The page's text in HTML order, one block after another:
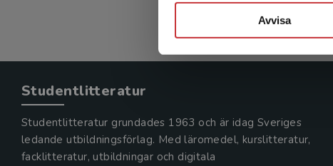
Avvisa
Studentlitteratur
Studentlitteratur grundades 1963 och är idag Sveriges
ledande utbildningsförlag. Med läromedel, kurslitteratur,
facklitteratur, utbildningar och digitala